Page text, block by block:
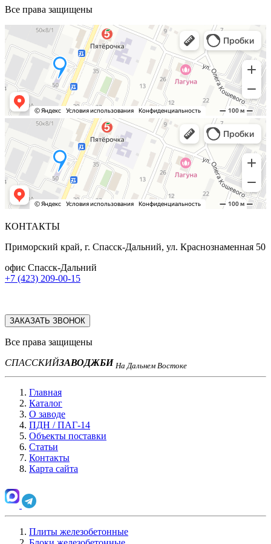
Все права защищены
КОНТАКТЫ
Приморский край, г. Спасск-Дальний, ул. Краснознаменная 50
офис Спасск-Дальний
+7 (423) 209-00-15
ЗАКАЗАТЬ ЗВОНОК
Все права защищены
СПАССКИЙЗАВОДЖБИ На Дальнем Востоке
Главная
Каталог
О заводе
ПДН / ПАГ-14
Объекты поставки
Статьи
Контакты
Карта сайта
Плиты железобетонные